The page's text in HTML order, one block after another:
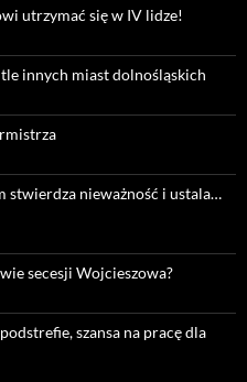
utrzymać się w IV lidze!
innych miast dolnośląskich
stwierdza nieważność i ustala…
secesji Wojcieszowa?
szansa na pracę dla